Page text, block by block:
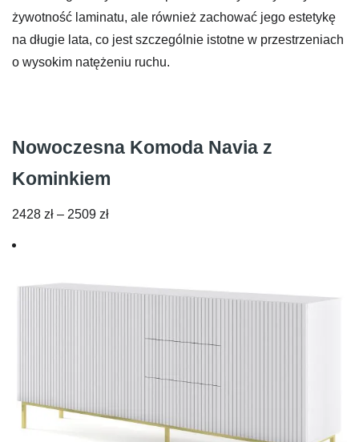
żywotność laminatu, ale również zachować jego estetykę
na długie lata, co jest szczególnie istotne w przestrzeniach
o wysokim natężeniu ruchu.
Nowoczesna Komoda Navia z
Kominkiem
2428 zł – 2509 złZakres